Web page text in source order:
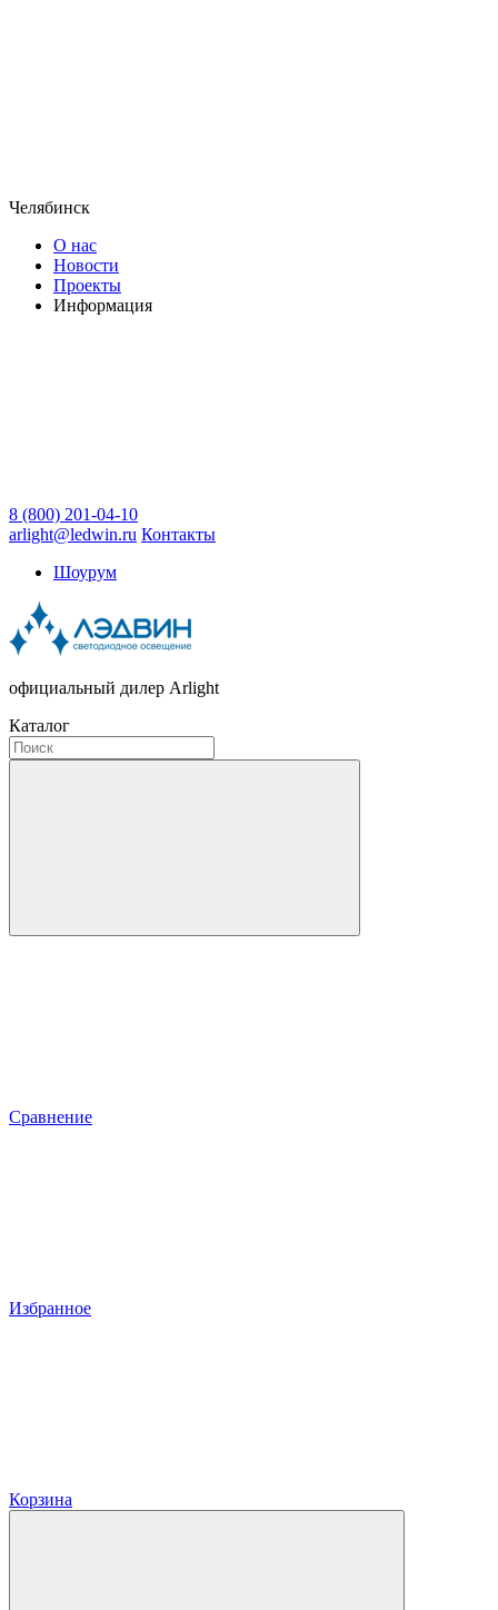
Челябинск
О нас
Новости
Проекты
Информация
8 (800) 201-04-10
arlight@ledwin.ru Контакты
Шоурум
официальный дилер Arlight
Каталог
Сравнение
Избранное
Корзина